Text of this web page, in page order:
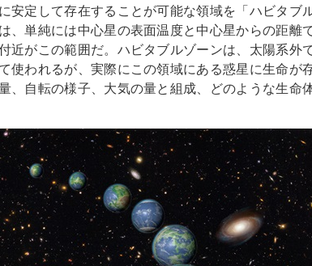
安定して存在することが可能な領域を「ハビタブ
、単純には中心星の表面温度と中心星からの距離
近がこの範囲だ。ハビタブルゾーンは、太陽系外
使われるが、実際にこの領域にある惑星に生命が
、自転の様子、大気の量と組成、どのような生命